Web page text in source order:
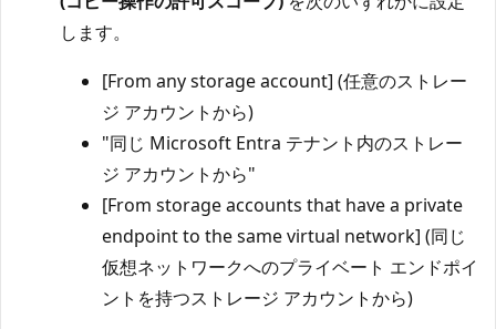
します。
[From any storage account] (任意のストレー
ジ アカウントから)
"同じ Microsoft Entra テナント内のストレー
ジ アカウントから"
[From storage accounts that have a private
endpoint to the same virtual network] (同じ
仮想ネットワークへのプライベート エンドポイ
ントを持つストレージ アカウントから)